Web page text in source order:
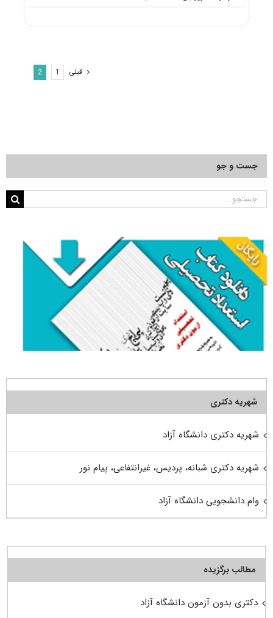
رشته
قبلی 1
2
جست و جو
جستجو
شهریه دکتری
شهریه دکتری دانشگاه آزاد
شهریه دکتری شبانه، پردیس، غیرانتفاعی، پیام نور
وام دانشجویی دانشگاه آزاد
مطالب برگزیده
دکتری بدون آزمون دانشگاه آزاد